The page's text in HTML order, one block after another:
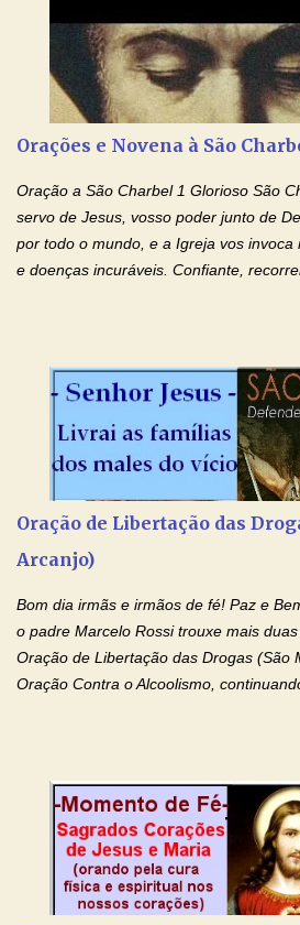
mim o teu fervor, a tua sabedoria e a
ajudando-me e eu me esforçarei para
Glória… Amável protetor meu, o estudo
e entediante para mim. Tu podes deixar
esforço maior em meus estudos e uma
santidade. Glória… Deus, que quiseste
Filho, que foi crucificado, permite que,
de te...
Orações e Novena à São
Oração a São Charbel 1 Glorioso São
servo de Jesus, vosso poder junto de
por todo o mundo, e a Igreja vos invoca
e doenças incuráveis. Confiante,
Queremos sempre lembrar-nos deste
e invocar-vos como nosso patrono,
bem de nossas almas. São Charbel!
aqueles que invocam o vosso nome e
Deus, admirável em Vossos Santos,
e a força para fazer triunfar, na sua
monásticas: a obediência, a castidade e
milagres e gra...
Oração de Libertação das
Arcanjo)
Bom dia irmãs e irmãos de fé! Paz e
o padre Marcelo Rossi trouxe mais
Oração de Libertação das Drogas (São
Oração Contra o Alcoolismo,
Ágape de nosso Pai Santo - Jesus - te
Mãezinha do Céu - Maria - te proteger
Não desista, Jesus irá curar todas suas
Devoção e Fé Oração de Libertação
Arcanjo) "Senhor, Pai Eterno, em Nome